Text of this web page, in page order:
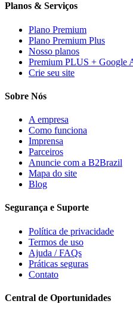
Planos & Serviços
Plano Premium
Plano Premium Plus
Nosso planos
Premium PLUS + Google
Crie seu site
Sobre Nós
A empresa
Como funciona
Imprensa
Parceiros
Anuncie com a B2Brazil
Mapa do site
Blog
Segurança e Suporte
Política de privacidade
Termos de uso
Ajuda / FAQs
Práticas seguras
Contato
Central de Oportunidades